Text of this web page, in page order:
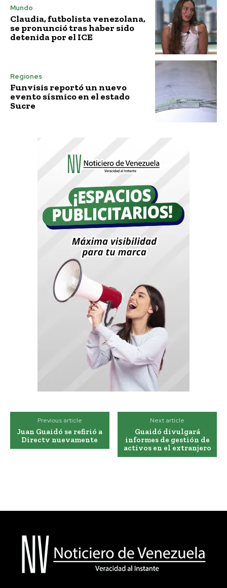
Mundo
Claudia, futbolista venezolana,
se pronunció tras haber sido
detenida por el ICE
Regiones
Funvisis reportó un nuevo
evento sísmico en el estado
Sucre
Previous article
Juan Guaidó se refirió a
Directv nuevamente
Next article
Guaidó divulgará
informes de gestión de
activos en el extranjero